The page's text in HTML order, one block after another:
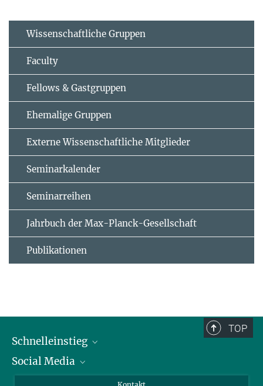
Wissenschaftliche Gruppen
Faculty
Fellows & Gastgruppen
Ehemalige Gruppen
Externe Wissenschaftliche Mitglieder
Seminarkalender
Seminarreihen
Jahrbuch der Max-Planck-Gesellschaft
Publikationen
TOP
Schnelleinstieg
Alumni
Social Media